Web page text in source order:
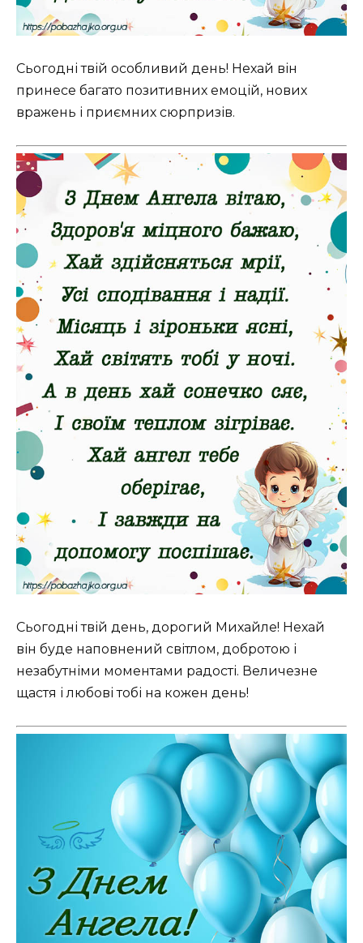
Сьогодні твій особливий день! Нехай він
принесе багато позитивних емоцій, нових
вражень і приємних сюрпризів.
Сьогодні твій день, дорогий Михайле! Нехай
він буде наповнений світлом, добротою і
незабутніми моментами радості. Величезне
щастя і любові тобі на кожен день!